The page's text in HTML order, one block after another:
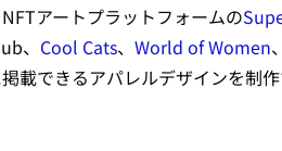
アートプラットフォームの
、 Cool Cats、 World of Women、
載できるアパレルデザインを制